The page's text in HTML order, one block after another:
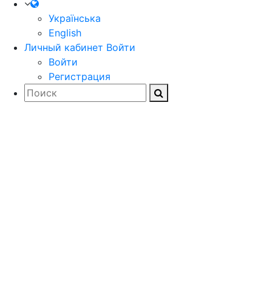
Українська
English
Личный кабинет Войти
Войти
Регистрация